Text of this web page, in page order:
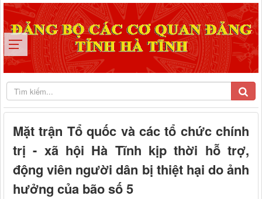
Mặt trận Tổ quốc và các tổ chức chính
trị - xã hội Hà Tĩnh kịp thời hỗ trợ,
động viên người dân bị thiệt hại do ảnh
hưởng của bão số 5